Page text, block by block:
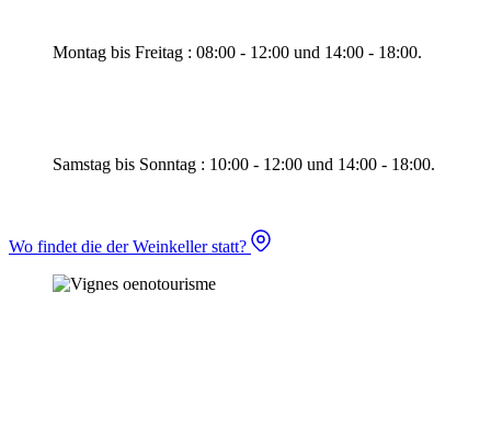
Montag bis Freitag : 08:00 - 12:00 und 14:00 - 18:00.
Samstag bis Sonntag : 10:00 - 12:00 und 14:00 - 18:00.
Wo findet die der Weinkeller statt?